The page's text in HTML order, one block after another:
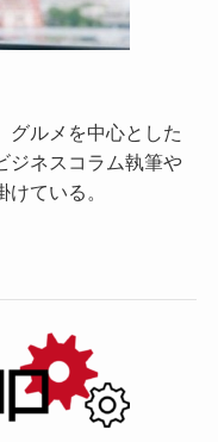
グルメを中心とした
ジネスコラム執筆や
ている。